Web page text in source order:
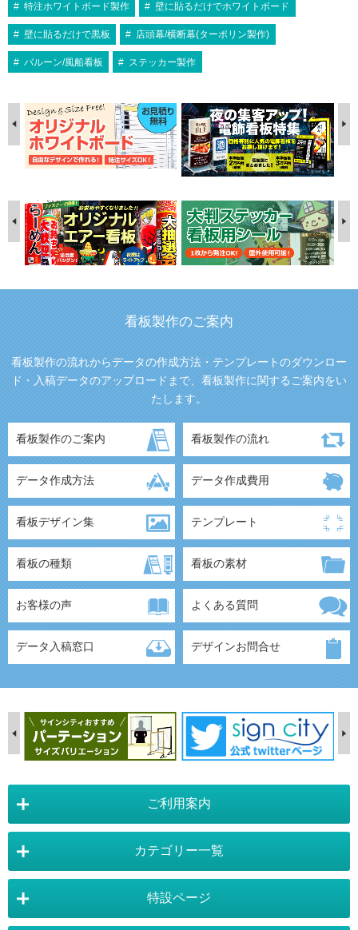
特注ホワイトボード製作 壁に貼るだけでホワイトボード
壁に貼るだけで黒板 店頭幕/横断幕(ターポリン製作)
バルーン/風船看板 ステッカー製作
看板製作のご案内
看板製作の流れからデータの作成方法・テンプレートのダウンロー
ド・入稿データのアップロードまで、看板製作に関するご案内をい
たします。
看板製作のご案内 看板製作の流れ
データ作成方法 データ作成費用
看板デザイン集 テンプレート
看板の種類 看板の素材
お客様の声 よくある質問
データ入稿窓口 デザインお問合せ
ご利用案内
店舗詳細情報 カテゴリー一覧
特設ページ